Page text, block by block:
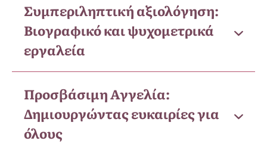
Συμπεριληπτική αξιολόγηση:
Βιογραφικό και ψυχομετρικά
εργαλεία
Προσβάσιμη Αγγελία:
Δημιουργώντας ευκαιρίες για
όλους